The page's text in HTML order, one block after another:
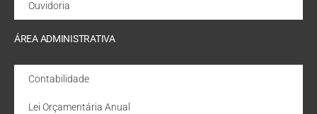
Ouvidoria
ÁREA ADMINISTRATIVA
Contabilidade
Lei Orçamentária Anual